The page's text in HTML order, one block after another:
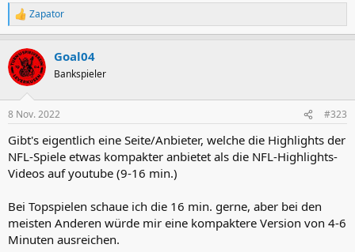
R
e
k
t
i
e
:
Zapator
Goal04
Bankspieler
8 Nov. 2022 #323
Gibt's eigentlich eine Seite/Anbieter, welche die Highlights der
NFL-Spiele etwas kompakter anbietet als die NFL-Highlights-
Videos auf youtube (9-16 min.)
Bei Topspielen schaue ich die 16 min. gerne, aber bei den
meisten Anderen würde mir eine kompaktere Version von 4-6
Minuten ausreichen.